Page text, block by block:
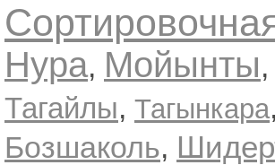
Нура, Мойынты,
Тагайлы, Тагынкара,
Бозшаколь,